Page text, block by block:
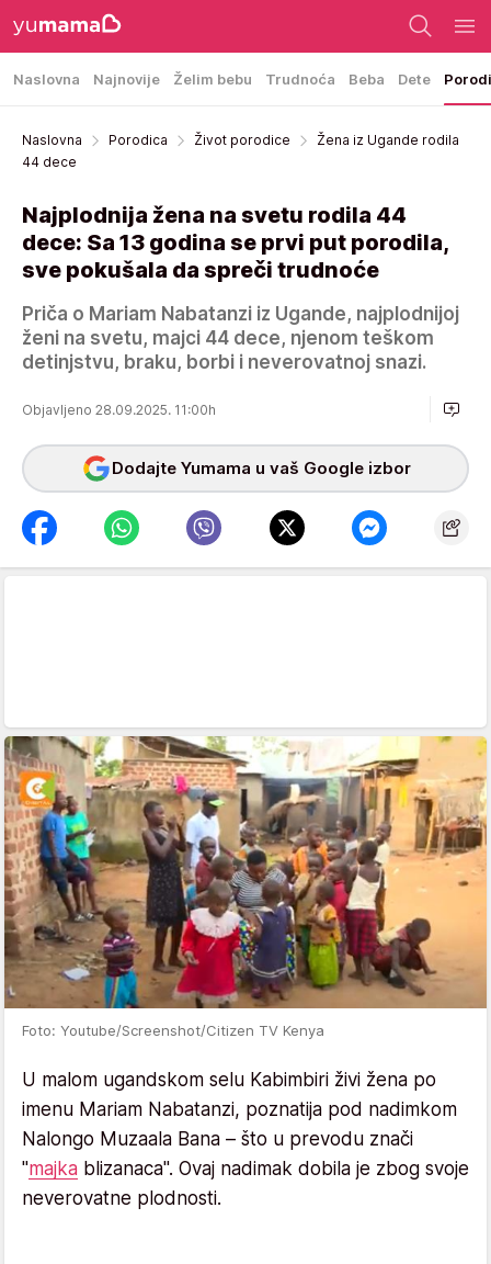
Naslovna Najnovije Želim bebu Trudnoća Beba Dete
Naslovna Porodica Život porodice
Žena iz Ugande rodila
44 dece
Najplodnija žena na svetu rodila 44
dece: Sa 13 godina se prvi put porodila,
sve pokušala da spreči trudnoće
Priča o Mariam Nabatanzi iz Ugande, najplodnijoj
ženi na svetu, majci 44 dece, njenom teškom
detinjstvu, braku, borbi i neverovatnoj snazi.
Objavljeno 28.09.2025. 11:00h
Dodajte Yumama u vaš Google izbor
Foto: Youtube/Screenshot/Citizen TV Kenya
U malom ugandskom selu Kabimbiri živi žena po
imenu Mariam Nabatanzi, poznatija pod nadimkom
Nalongo Muzaala Bana – što u prevodu znači
"majka blizanaca". Ovaj nadimak dobila je zbog svoje
neverovatne plodnosti.